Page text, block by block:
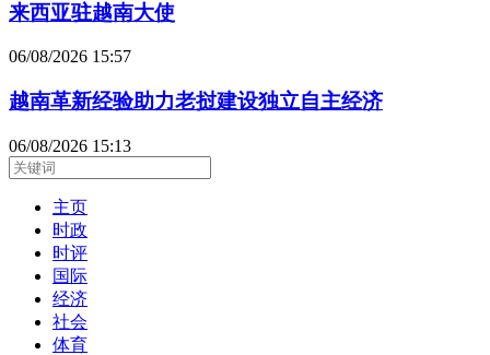
来西亚驻越南大使
06/08/2026 15:57
越南革新经验助力老挝建设独立自主经济
06/08/2026 15:13
主页
时政
时评
国际
经济
社会
体育